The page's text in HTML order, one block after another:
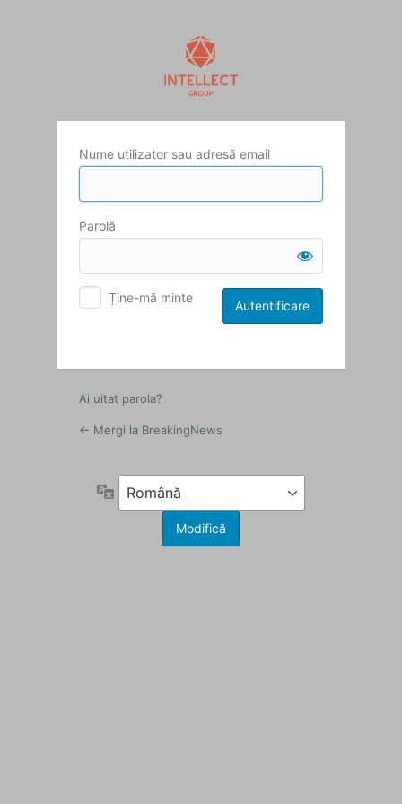
Nume utilizator sau adresă email
Parolă
Ține-mă minte
Ai uitat parola?
← Mergi la BreakingNews
Limbă